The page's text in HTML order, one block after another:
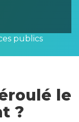
publics
le
?